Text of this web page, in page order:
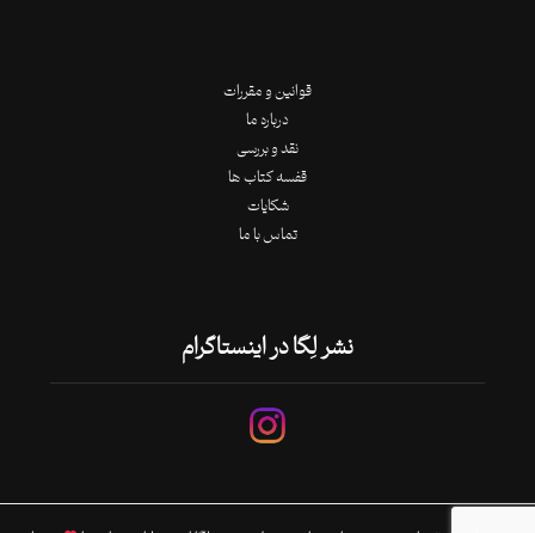
قوانین و مقررات
درباره ما
نقد و بررسی
قفسه کتاب ها
شکایات
تماس با ما
نشر لِگا در اینستاگرام